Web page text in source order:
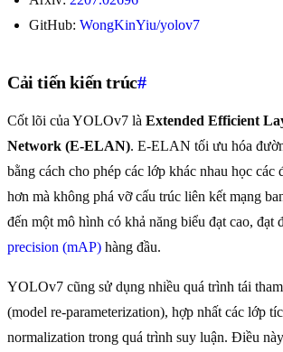
GitHub: WongKinYiu/yolov7
Cải tiến kiến trúc#
Cốt lõi của YOLOv7 là Extended Efficient
Network (E-ELAN). E-ELAN tối ưu hóa
bằng cách cho phép các lớp khác nhau học các
hơn mà không phá vỡ cấu trúc liên kết mạng
đến một mô hình có khả năng biểu đạt cao, đạt
precision (mAP) hàng đầu.
YOLOv7 cũng sử dụng nhiều quá trình tái
(model re-parameterization), hợp nhất các lớp
normalization trong quá trình suy luận. Điều